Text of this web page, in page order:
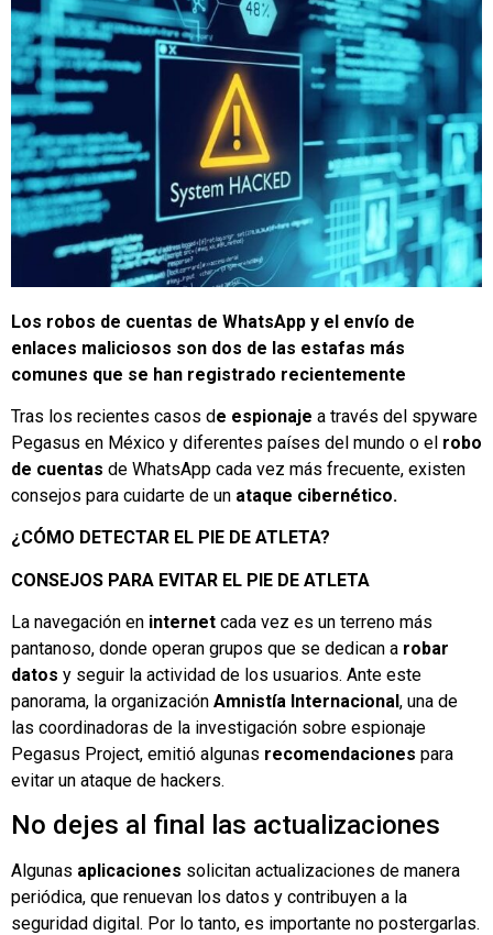
Los robos de cuentas de WhatsApp y el envío de
enlaces maliciosos son dos de las estafas más
comunes que se han registrado recientemente
Tras los recientes casos de espionaje a través del spyware
Pegasus en México y diferentes países del mundo o el robo
de cuentas de WhatsApp cada vez más frecuente, existen
consejos para cuidarte de un ataque cibernético.
¿CÓMO DETECTAR EL PIE DE ATLETA?
CONSEJOS PARA EVITAR EL PIE DE ATLETA
La navegación en internet cada vez es un terreno más
pantanoso, donde operan grupos que se dedican a robar
datos y seguir la actividad de los usuarios. Ante este
panorama, la organización Amnistía Internacional, una de
las coordinadoras de la investigación sobre espionaje
Pegasus Project, emitió algunas recomendaciones para
evitar un ataque de hackers.
No dejes al final las actualizaciones
Algunas aplicaciones solicitan actualizaciones de manera
periódica, que renuevan los datos y contribuyen a la
seguridad digital. Por lo tanto, es importante no postergarlas.